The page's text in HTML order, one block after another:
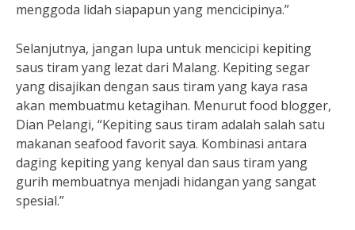
menggoda lidah siapapun yang mencicipinya.”
Selanjutnya, jangan lupa untuk mencicipi kepiting
saus tiram yang lezat dari Malang. Kepiting segar
yang disajikan dengan saus tiram yang kaya rasa
akan membuatmu ketagihan. Menurut food blogger,
Dian Pelangi, “Kepiting saus tiram adalah salah satu
makanan seafood favorit saya. Kombinasi antara
daging kepiting yang kenyal dan saus tiram yang
gurih membuatnya menjadi hidangan yang sangat
spesial.”